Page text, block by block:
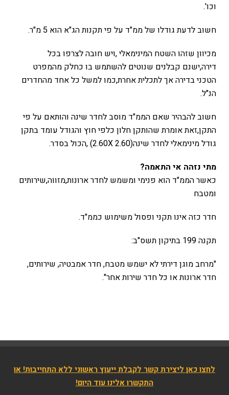
וכו'.
חשוב לדעת גודלו של ממ"ד על פי תקנות הג"א הוא 5 מ"ר.
מכיוון שזהו השטח המינימאלי ,ויש חובה לצרפו בכל
דירה,ישנם קבלנים שנוטים להשתמש בו כחלק מהמפרט
הטכני בדירה אך לתכלית אחרת,כמו למשל כל אחד מהחדרים
הנ"ל.
חשוב להבהיר שאם הממ"ד מוסב לחדר שינה והותאם על פי
התקן,זאת אומרת שהותקן חלון כלפי חוץ והגודל עומד בתקן
גודל מינימאלי לחדר שינה(2.60X 2.60) ,הכול בסדר.
מתי נזהה אי התאמה?
כאשר הממ"ד הוא פנימי ומשמש לחדר ארונות,מזווה,שירותים
ומטבח
חדר כזה אינו תקני ופסול משימוש כממ"ד.
תקנה 199 בתיקון תשס"ב:
"מרחב מוגן דירתי לא ישמש מטבח, חדר אמבטיה, שירותים,
חדר ארונות או כל חדר שירות אחר".
לחצו כאן ליצירת קשר לקבלת ייעוץ ראשוני ללא התחייבות! או
התקשרו אלינו עוד היום!